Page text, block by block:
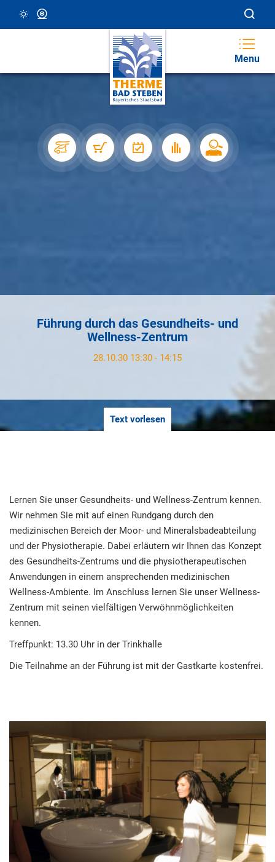
18 °C, Klar/Sonnig
Menu
Führung durch das Gesundheits- und
Wellness-Zentrum
28.10.30 13:30 - 14:15
Text vorlesen
Lernen Sie unser Gesundheits- und Wellness-Zentrum kennen.
Wir nehmen Sie mit auf einen Rundgang durch den
medizinischen Bereich der Moor- und Mineralsbadeabteilung
und der Physiotherapie. Dabei erläutern wir Ihnen das Konzept
des Gesundheits-Zentrums und die physiotherapeutischen
Anwendungen in einem ansprechenden medizinischen
Wellness-Ambiente. Im Anschluss lernen Sie unser Wellness-
Zentrum mit seinen vielfältigen Verwöhnmöglichkeiten
kennen.
Treffpunkt: 13.30 Uhr in der Trinkhalle
Die Teilnahme an der Führung ist mit der Gastkarte kostenfrei.